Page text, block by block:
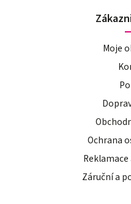
Moje
Ochrana
Záruční a